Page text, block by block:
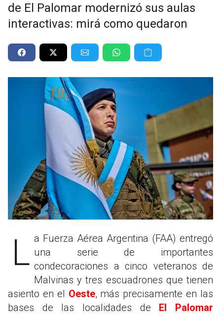
de El Palomar modernizó sus aulas
interactivas: mirá como quedaron
La Fuerza Aérea Argentina (FAA) entregó una serie de importantes
condecoraciones a cinco veteranos de
Malvinas y tres escuadrones que tienen
asiento en el Oeste, más precisamente en las
bases de las localidades de El Palomar